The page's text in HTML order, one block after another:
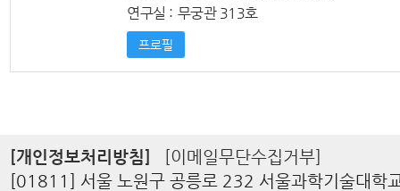
연구실 : 무궁관 313호
프로필
[개인정보처리방침]
[이메일무단수집거부]
[01811] 서울 노원구 공릉로 232 서울과학기술대학